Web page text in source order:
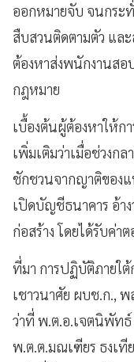
ออกหมายจับ จนกระ
สืบสวนติดตามตัว แล
ต้องหาส่งพนักงานสอ
กฎหมาย
เบื้องต้นผู้ต้องหาให้ก
เพิ่มเติมว่าเมื่อช่วงก
ชักชวนจากญาติของ
เปิดบัญชีธนาคาร อ้า
ก่อสร้าง โดยได้รับค่
ที่มา การปฏิบัติภายใ
เชาวนาศัย ผบช.ก.,
ว่าที่ พ.ต.อ.เจตนิพัท
พ.ต.ต.มณเฑียร ธงเที